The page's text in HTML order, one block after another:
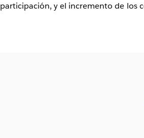
participación, y el incremento de los